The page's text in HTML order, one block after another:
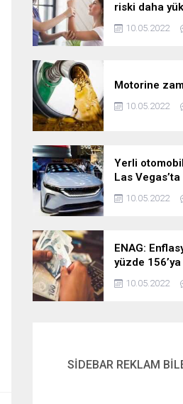
riski daha
10.05.2022
Motorine
10.05.2022
Yerli
Las
çıktı
10.05.2022
ENAG:
yüzde
10.05.2022
SİDEBAR REKLAM